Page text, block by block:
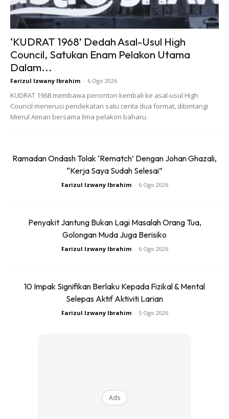
Ads
– Sekiranya tabiat membuang air besar berubah, dapatkan
pemeriksaan doktor.
MITOS MENGENAI LAKSATIF DAN SEMBELIT
Fakta: Kadangkala tabiat pemakanan yang kaya serat
dapat membantu mencegah sembelit untuk individu sihat.
Anda mungkin berminat dengan
‘KUDRAT 1968’ Dedah Asal-Usul High
Council, Satukan Enam Pelakon Utama
Dalam...
Farizul Izwany Ibrahim - 6 Ogo 2026
KUDRAT 1968 membawa penonton kembali ke asal-usul High
Council menerusi pendekatan satu cerita dua format, dibintangi
Mierul Aiman bersama lima pelakon baharu.
Ramadan Ondash Tolak ‘Rematch’ Dengan Johan Ghazali,
“Kerja Saya Sudah Selesai”
Farizul Izwany Ibrahim - 6 Ogo 2026
Penyakit Jantung Bukan Lagi Masalah Orang Tua,
Golongan Muda Juga Berisiko
Farizul Izwany Ibrahim - 6 Ogo 2026
10 Impak Signifikan Berlaku Kepada Fizikal & Mental
Selepas Aktif Aktiviti Larian
Farizul Izwany Ibrahim - 5 Ogo 2026
Ads